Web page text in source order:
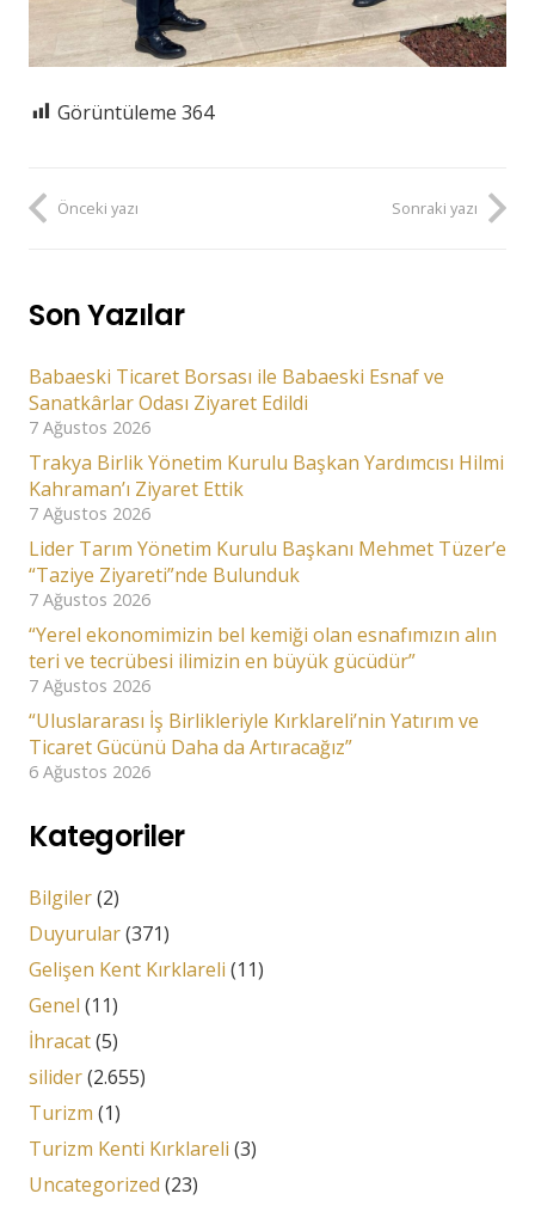
Görüntüleme 364
Önceki yazı Sonraki yazı
Son Yazılar
Babaeski Ticaret Borsası ile Babaeski Esnaf ve
Sanatkârlar Odası Ziyaret Edildi
7 Ağustos 2026
Trakya Birlik Yönetim Kurulu Başkan Yardımcısı Hilmi
Kahraman’ı Ziyaret Ettik
7 Ağustos 2026
Lider Tarım Yönetim Kurulu Başkanı Mehmet Tüzer’e
“Taziye Ziyareti”nde Bulunduk
7 Ağustos 2026
“Yerel ekonomimizin bel kemiği olan esnafımızın alın
teri ve tecrübesi ilimizin en büyük gücüdür”
7 Ağustos 2026
“Uluslararası İş Birlikleriyle Kırklareli’nin Yatırım ve
Ticaret Gücünü Daha da Artıracağız”
6 Ağustos 2026
Kategoriler
Bilgiler(2)
Duyurular(371)
Gelişen Kent Kırklareli (11)
Genel (11)
İhracat(5)
silider(2.655)
Turizm (1)
Turizm Kenti Kırklareli (3)
Uncategorized (23)